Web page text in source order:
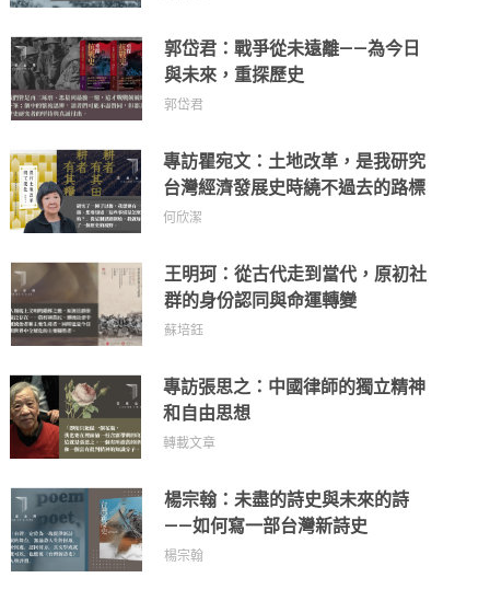
郭岱君：戰爭從未遠離——為今日
與未來，重探歷史
郭岱君
專訪瞿宛文：土地改革，是我研究
台灣經濟發展史時繞不過去的路標
何欣潔
王明珂：從古代走到當代，原初社
群的身份認同與命運轉變
蘇培鈺
專訪張思之：中國律師的獨立精神
和自由思想
轉載文章
楊宗翰：未盡的詩史與未來的詩
——如何寫一部台灣新詩史
楊宗翰